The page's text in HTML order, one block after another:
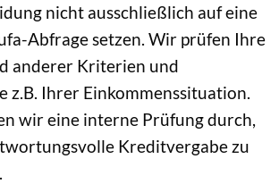
nicht ausschließlich auf eine
Abfrage setzen. Wir prüfen Ihre
anderer Kriterien und
z.B. Ihrer Einkommenssituation.
wir eine interne Prüfung durch,
Kreditvergabe zu